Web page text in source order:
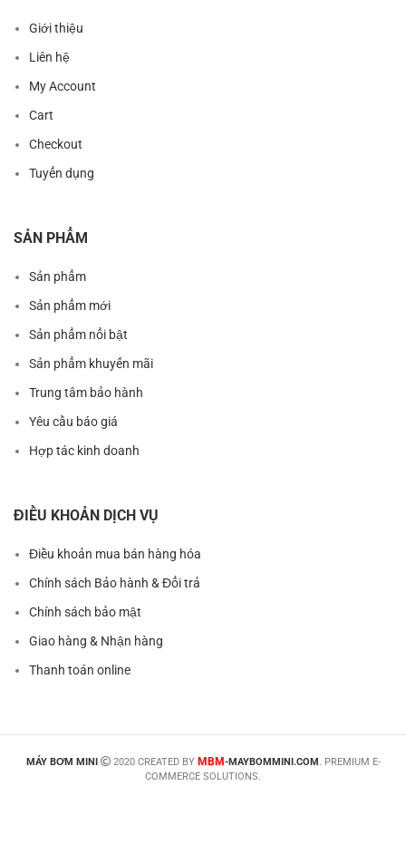
Giới thiệu
Liên hệ
My Account
Cart
Checkout
Tuyển dụng
SẢN PHẨM
Sản phẩm
Sản phẩm mới
Sản phẩm nổi bật
Sản phẩm khuyến mãi
Trung tâm bảo hành
Yêu cầu báo giá
Hợp tác kinh doanh
ĐIỀU KHOẢN DỊCH VỤ
Điều khoản mua bán hàng hóa
Chính sách Bảo hành & Đổi trả
Chính sách bảo mật
Giao hàng & Nhận hàng
Thanh toán online
MÁY BƠM MINI 2020 CREATED BY MBM-MAYBOMMINI.COM . PREMIUM E-
COMMERCE SOLUTIONS.